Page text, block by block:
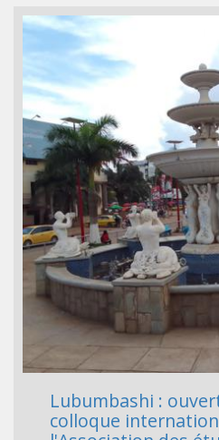
Lubumbashi :
colloque